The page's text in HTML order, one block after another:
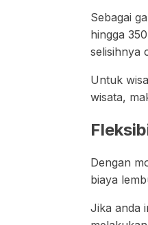
Sebagai
hingga
selisihnya
Untuk
wisata,
Dengan
biaya
Jika anda